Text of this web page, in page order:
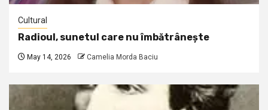
Cultural
Radioul, sunetul care nu îmbătrânește
May 14, 2026 Camelia Morda Baciu